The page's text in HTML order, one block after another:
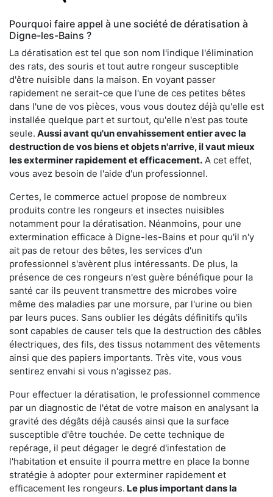
Pourquoi faire appel à une société de dératisation à
Digne-les-Bains ?
La dératisation est tel que son nom l'indique l'élimination
des rats, des souris et tout autre rongeur susceptible
d'être nuisible dans la maison. En voyant passer
rapidement ne serait-ce que l'une de ces petites bêtes
dans l'une de vos pièces, vous vous doutez déjà qu'elle est
installée quelque part et surtout, qu'elle n'est pas toute
seule. Aussi avant qu'un envahissement entier avec la
destruction de vos biens et objets n'arrive, il vaut mieux
les exterminer rapidement et efficacement. A cet effet,
vous avez besoin de l'aide d'un professionnel.
Certes, le commerce actuel propose de nombreux
produits contre les rongeurs et insectes nuisibles
notamment pour la dératisation. Néanmoins, pour une
extermination efficace à Digne-les-Bains et pour qu'il n'y
ait pas de retour des bêtes, les services d'un
professionnel s'avèrent plus intéressants. De plus, la
présence de ces rongeurs n'est guère bénéfique pour la
santé car ils peuvent transmettre des microbes voire
même des maladies par une morsure, par l'urine ou bien
par leurs puces. Sans oublier les dégâts définitifs qu'ils
sont capables de causer tels que la destruction des câbles
électriques, des fils, des tissus notamment des vêtements
ainsi que des papiers importants. Très vite, vous vous
sentirez envahi si vous n'agissez pas.
Pour effectuer la dératisation, le professionnel commence
par un diagnostic de l'état de votre maison en analysant la
gravité des dégâts déjà causés ainsi que la surface
susceptible d'être touchée. De cette technique de
repérage, il peut dégager le degré d'infestation de
l'habitation et ensuite il pourra mettre en place la bonne
stratégie à adopter pour exterminer rapidement et
efficacement les rongeurs. Le plus important dans la